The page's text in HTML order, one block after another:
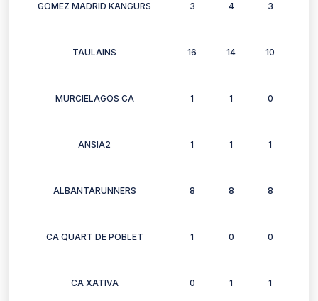
GOMEZ MADRID KANGURS 3 4 3
TAULAINS 16 14 10
MURCIELAGOS CA 1 1 0
ANSIA2 1 1 1
ALBANTARUNNERS 8 8 8
CA QUART DE POBLET 1 0 0
CA XATIVA 0 1 1